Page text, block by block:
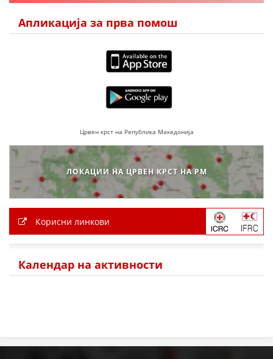
ФОРМУЛАРИ ЗА БАРАЊА
ЗДРАВСТВЕНО ПРЕВЕНТИВНА ДЕЈНОСТ
КРВОДАРИТЕЛСТВО
УСЛУГИ
ЗА НАС
Апликација за прва помош
Црвен крст на Република Македонија
ЛОКАЦИИ НА ЦРВЕН КРСТ НА РМ
Корисни линкови
Календар на активности